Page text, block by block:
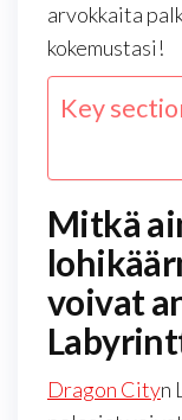
arvokkaita
kokemustasi!
Key
Mitkä
voivat
Dragon Cityn